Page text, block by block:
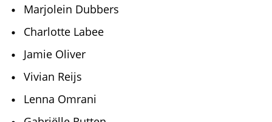
Marjolein Dubbers
Charlotte Labee
Jamie Oliver
Vivian Reijs
Lenna Omrani